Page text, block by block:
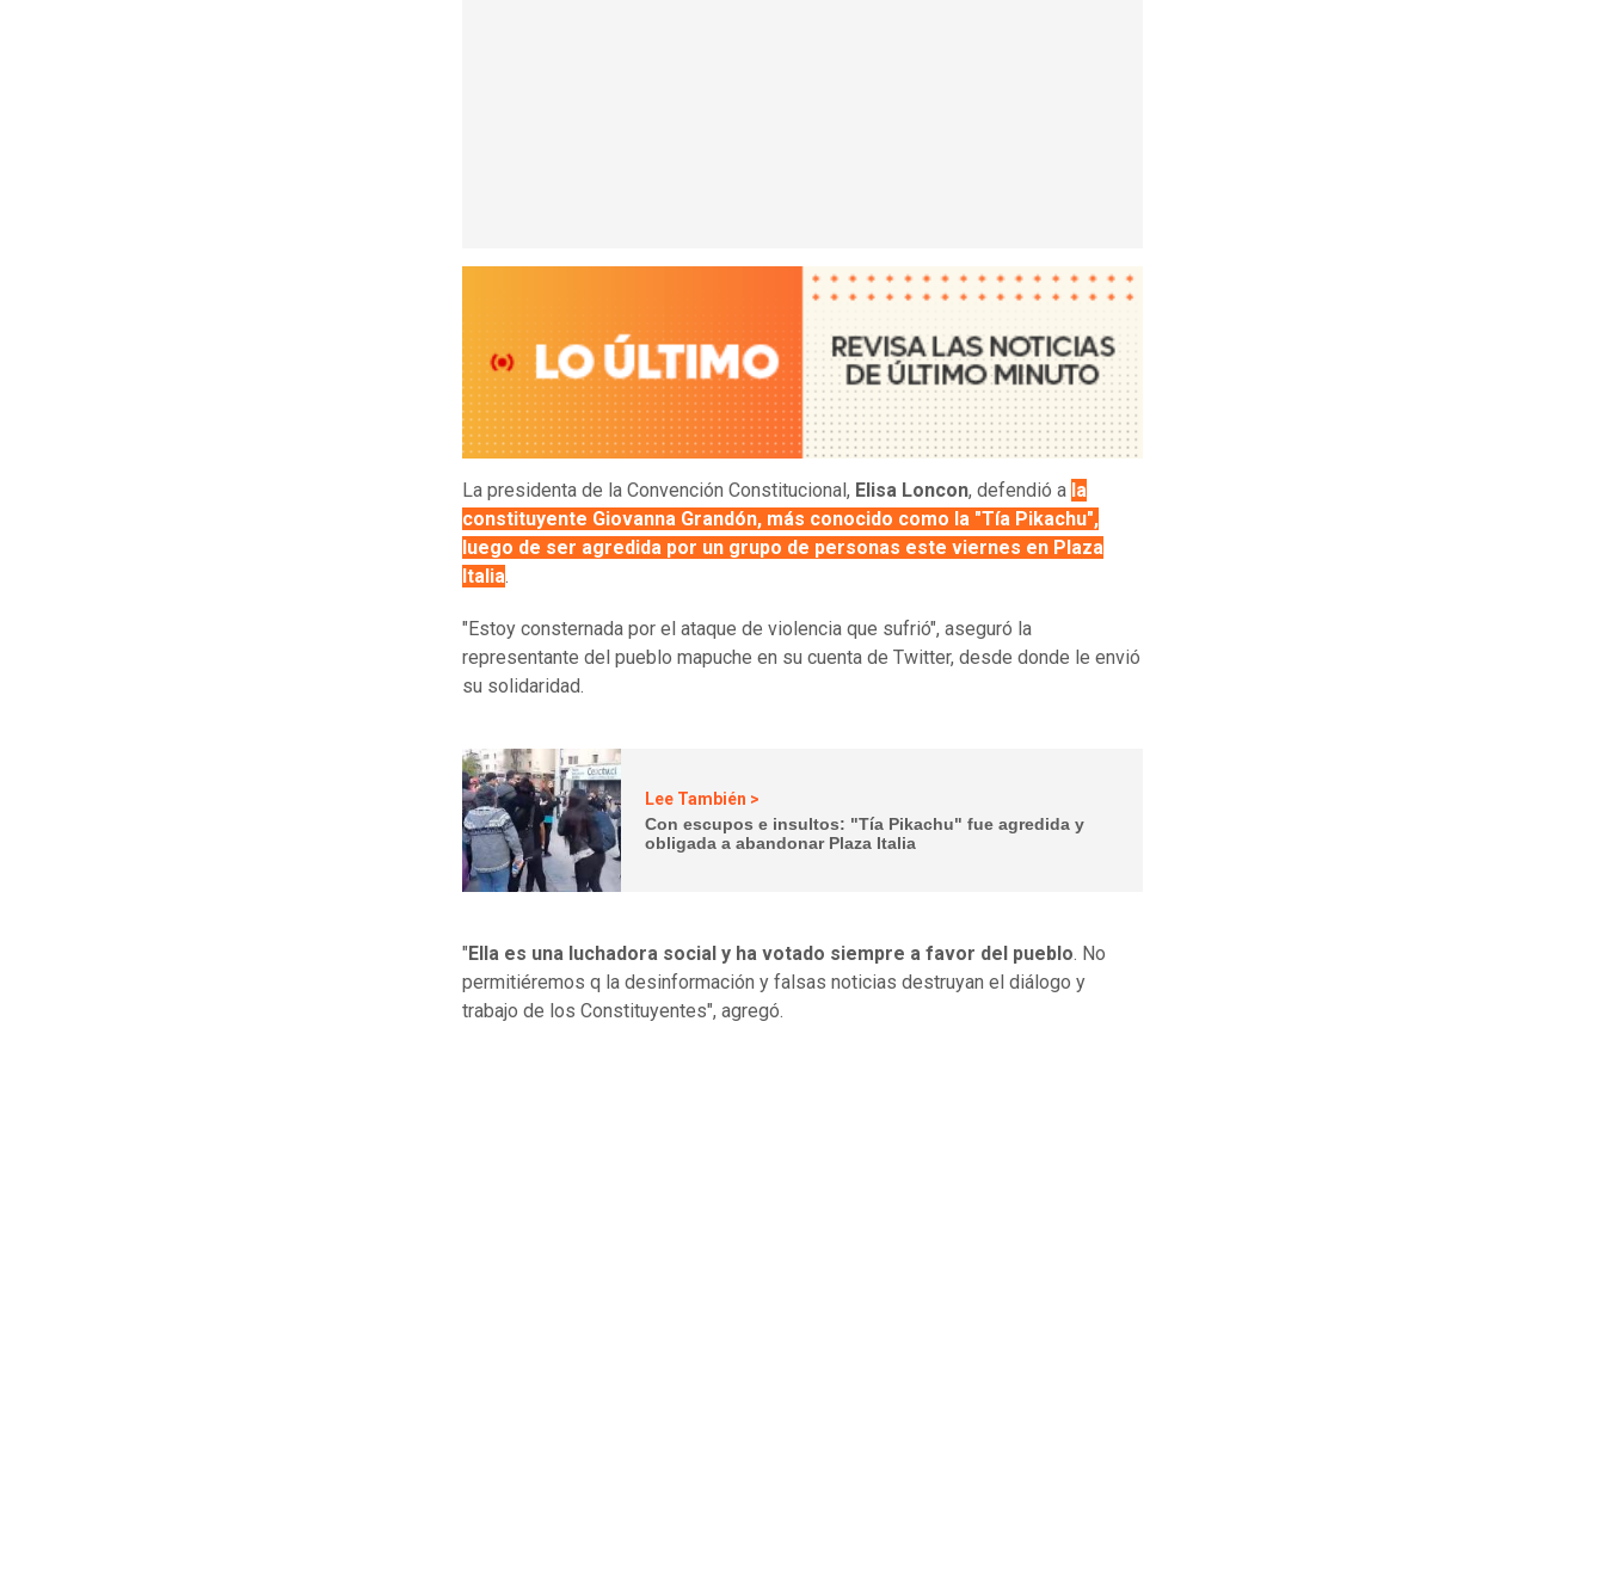
La presidenta de la Convención Constitucional, Elisa Loncon, defendió a la
constituyente Giovanna Grandón, más conocido como la "Tía Pikachu",
luego de ser agredida por un grupo de personas este viernes en Plaza
Italia.
"Estoy consternada por el ataque de violencia que sufrió", aseguró la
representante del pueblo mapuche en su cuenta de Twitter, desde donde le envió
su solidaridad.
Lee También >
Con escupos e insultos: "Tía Pikachu" fue agredida y
obligada a abandonar Plaza Italia
" Ella es una luchadora social y ha votado siempre a favor del pueblo. No
permitiéremos q la desinformación y falsas noticias destruyan el diálogo y
trabajo de los Constituyentes", agregó.